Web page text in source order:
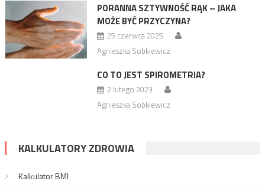
PORANNA SZTYWNOŚĆ RĄK – JAKA
MOŻE BYĆ PRZYCZYNA?
25 czerwca 2025
Agnieszka Sobkiewicz
CO TO JEST SPIROMETRIA?
2 lutego 2023
Agnieszka Sobkiewicz
KALKULATORY ZDROWIA
Kalkulator BMI